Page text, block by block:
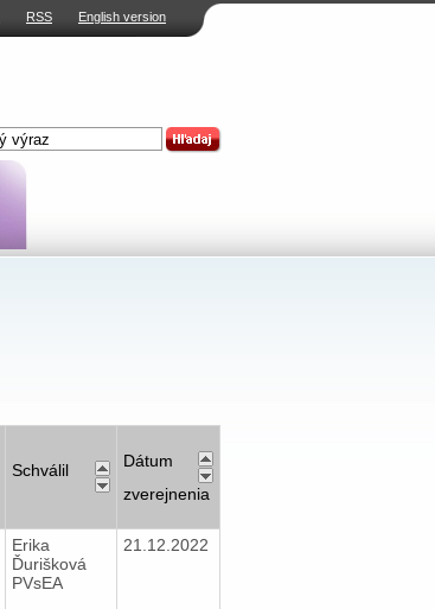
RSS English version
Schválil
Dátum
zverejnenia
Erika
Ďurišková
PVsEA
21.12.2022